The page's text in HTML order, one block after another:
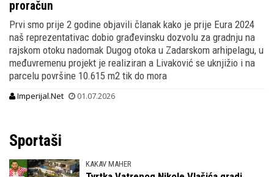
proračun
Prvi smo prije 2 godine objavili članak kako je prije Eura 2024
naš reprezentativac dobio građevinsku dozvolu za gradnju na
rajskom otoku nadomak Dugog otoka u Zadarskom arhipelagu, u
međuvremenu projekt je realiziran a Livaković se uknjižio i na
parcelu površine 10.615 m2 tik do mora
Imperijal.Net 01.07.2026
Sportaši
KAKAV MAHER